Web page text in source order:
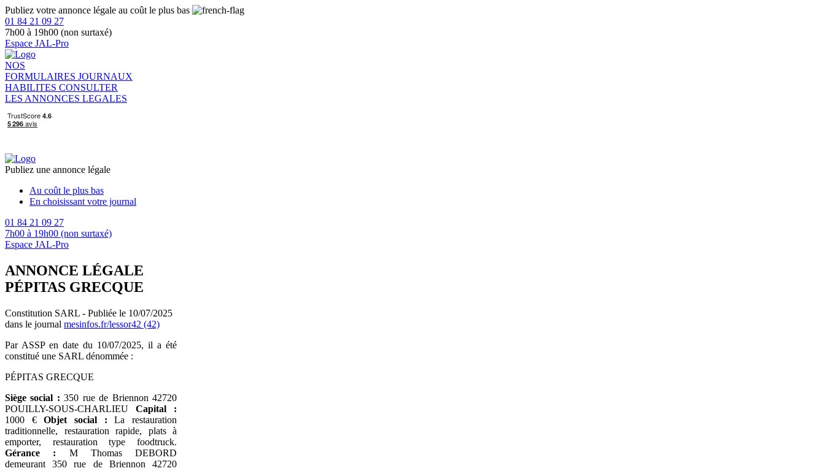
Publiez votre annonce légale au coût le plus bas
01 84 21 09 27
7h00 à 19h00 (non surtaxé)
Espace JAL-Pro
NOS
FORMULAIRES JOURNAUX
HABILITES CONSULTER
LES ANNONCES LEGALES
Publiez une annonce légale
Au coût le plus bas
En choisissant votre journal
01 84 21 09 27
7h00 à 19h00 (non surtaxé)
Espace JAL-Pro
ANNONCE LÉGALE
PÉPITAS GRECQUE
Constitution SARL - Publiée le 10/07/2025
dans le journal mesinfos.fr/lessor42 (42)
Par ASSP en date du 10/07/2025, il a été
constitué une SARL dénommée :
PÉPITAS GRECQUE
Siège social : 350 rue de Briennon 42720
POUILLY-SOUS-CHARLIEU Capital :
1000 €Objet social : La restauration
traditionnelle, restauration rapide, plats à
emporter, restauration type foodtruck.
Gérance : M Thomas DEBORD
demeurant 350 rue de Briennon 42720